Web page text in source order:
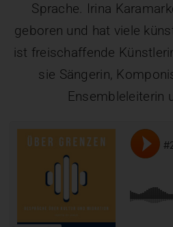
Sprache. Irina
geboren und hat viele
ist freischaffende
sie Sängerin,
Ensembleleiterin